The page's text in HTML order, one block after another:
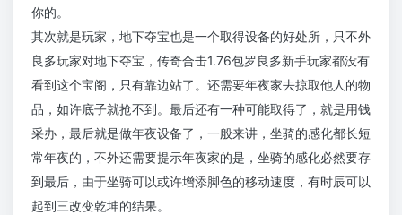
你的。
其次就是玩家，地下夺宝也是一个取得设备的好处所，只不外
良多玩家对地下夺宝，传奇合击1.76包罗良多新手玩家都没有
看到这个宝阁，只有靠边站了。还需要年夜家去掠取他人的物
品，如许底子就抢不到。最后还有一种可能取得了，就是用钱
采办，最后就是做年夜设备了，一般来讲，坐骑的感化都长短
常年夜的，不外还需要提示年夜家的是，坐骑的感化必然要存
到最后，由于坐骑可以或许增添脚色的移动速度，有时辰可以
起到三改变乾坤的结果。